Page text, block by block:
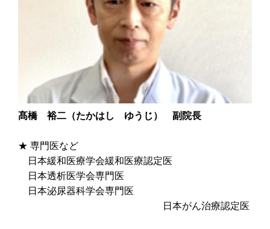
髙橋 裕二（たかはし ゆうじ） 副院長
★ 専門医など
日本緩和医療学会緩和医療認定医
日本透析医学会専門医
日本泌尿器科学会専門医
日本がん治療認定医